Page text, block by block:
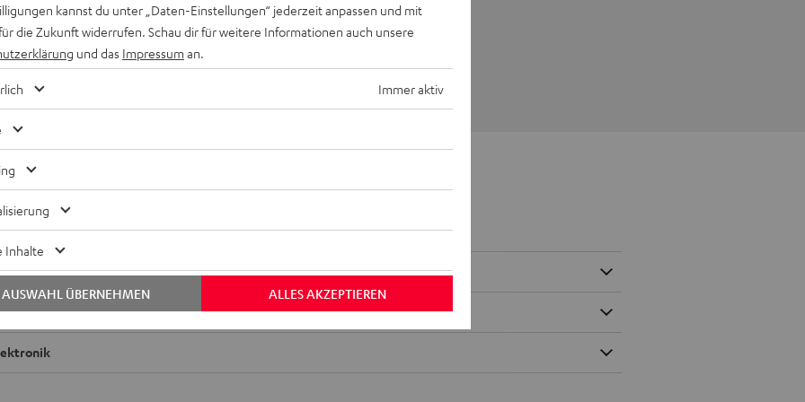
PLX-500
kannst du unter „Daten-Einstellungen“ jederzeit anpassen und mit
die Zukunft widerrufen. Schau dir für weitere Informationen auch unsere
und das Impressum an.
Immer aktiv
Inhalte
ALLES AKZEPTIEREN
AUSWAHL ÜBERNEHMEN